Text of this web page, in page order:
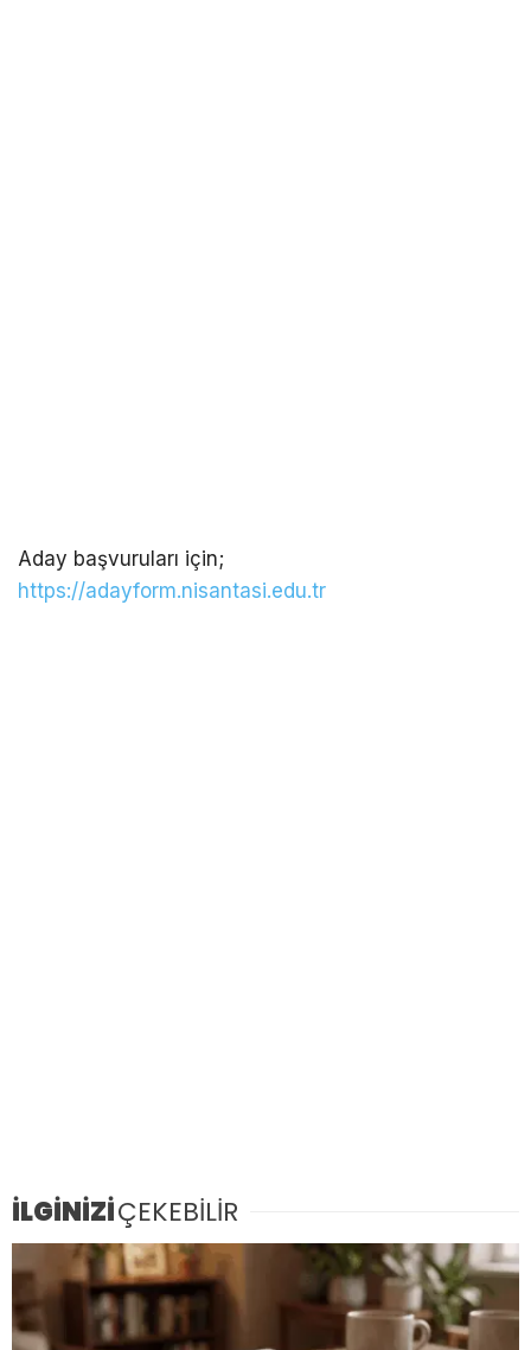
Aday başvuruları için;
https://adayform.nisantasi.edu.tr
İLGİNİZİÇEKEBİLİR